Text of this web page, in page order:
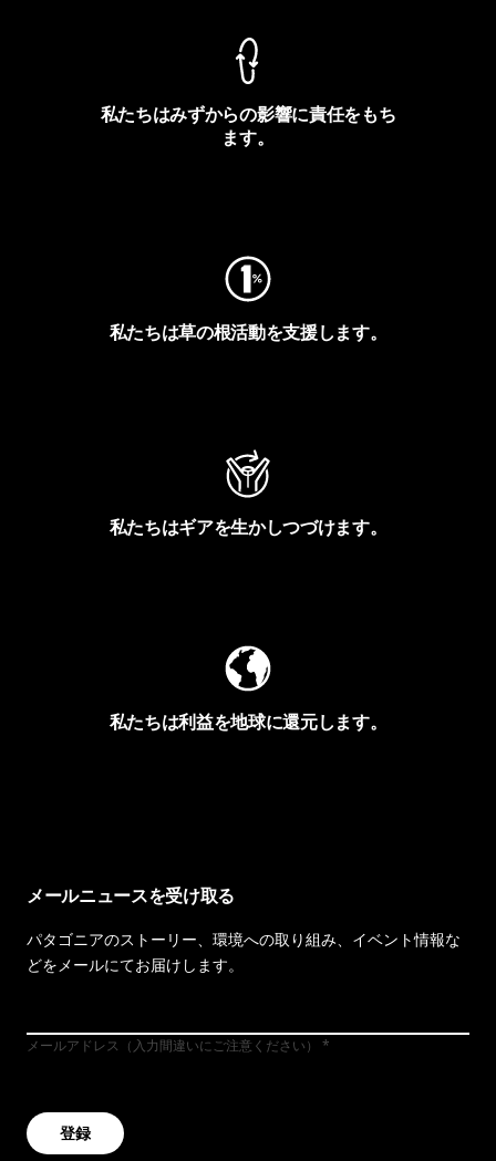
私たちはみずからの影響に責任をもち
ます。
私たちは草の根活動を支援します。
私たちはギアを生かしつづけます。
私たちは利益を地球に還元します。
メールニュースを受け取る
パタゴニアのストーリー、環境への取り組み、イベント情報な
どをメールにてお届けします。
メールアドレス（入力間違いにご注意ください）
登録